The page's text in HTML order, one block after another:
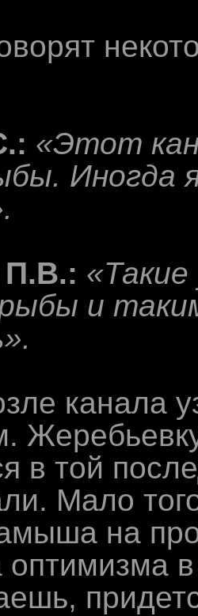
«Этот
Иногда
П.В.: «Такие
и
канала
в той
Мало
на
в